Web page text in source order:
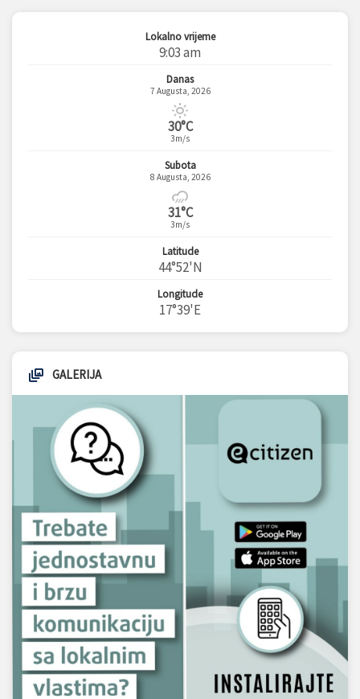
Lokalno vrijeme
9:03 am
Danas
7 Augusta, 2026
30°C
3m/s
Subota
8 Augusta, 2026
31°C
3m/s
Latitude
44°52'N
Longitude
17°39'E
GALERIJA